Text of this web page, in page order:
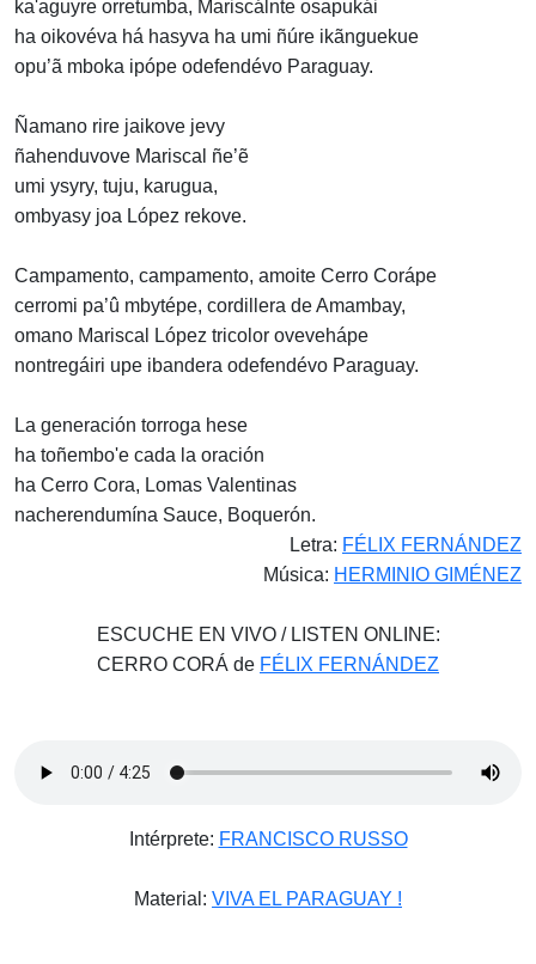
ka'aguyre orretumba, Mariscálnte osapukái
ha oikovéva há hasyva ha umi ñúre ikãnguekue
opu’ã mboka ipópe odefendévo Paraguay.
Ñamano rire jaikove jevy
ñahenduvove Mariscal ñe’ẽ
umi ysyry, tuju, karugua,
ombyasy joa López rekove.
Campamento, campamento, amoite Cerro Corápe
cerromi pa’û mbytépe, cordillera de Amambay,
omano Mariscal López tricolor ovevehápe
nontregáiri upe ibandera odefendévo Paraguay.
La generación torroga hese
ha toñembo'e cada la oración
ha Cerro Cora, Lomas Valentinas
nacherendumína Sauce, Boquerón.
Letra: FÉLIX FERNÁNDEZ
Música: HERMINIO GIMÉNEZ
ESCUCHE EN VIVO / LISTEN ONLINE:
CERRO CORÁ de FÉLIX FERNÁNDEZ
Intérprete: FRANCISCO RUSSO
Material: VIVA EL PARAGUAY !